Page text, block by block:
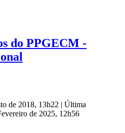
do PPGECM -
de 2018, 13h22 | Última
de 2025, 12h56